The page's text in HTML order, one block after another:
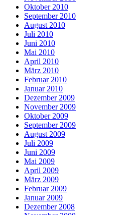
Oktober 2010
September 2010
August 2010
Juli 2010
Juni 2010
Mai 2010
April 2010
März 2010
Februar 2010
Januar 2010
Dezember 2009
November 2009
Oktober 2009
September 2009
August 2009
Juli 2009
Juni 2009
Mai 2009
April 2009
März 2009
Februar 2009
Januar 2009
Dezember 2008